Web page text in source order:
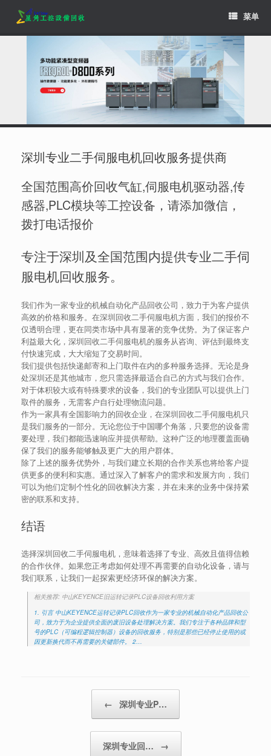
content
菜单
深圳专业二手伺服电机回收服务提供商
全国范围高价回收气缸,伺服电机驱动器,传
感器,PLC模块等工控设备，请添加微信，
拨打电话报价
专注于深圳及全国范围内提供专业二手伺
服电机回收服务。
我们作为一家专业的机械自动化产品回收公司，致力于为客户提供
高效的价格和服务。在深圳回收二手伺服电机方面，我们的报价不
仅透明合理，更在同类市场中具有显著的竞争优势。为了保证客户
利益最大化，深圳回收二手伺服电机的服务从咨询、评估到最终支
付快速完成，大大缩短了交易时间。
我们提供包括快递邮寄和上门取件在内的多种服务选择。无论是身
处深圳还是其他城市，您只需选择最适合自己的方式与我们合作。
对于体积较大或有特殊要求的设备，我们的专业团队可以提供上门
取件的服务，无需客户自行处理物流问题。
作为一家具有全国影响力的回收企业，在深圳回收二手伺服电机只
是我们服务的一部分。无论您位于中国哪个角落，只要您的设备需
要处理，我们都能迅速响应并提供帮助。这种广泛的地理覆盖面确
保了我们的服务能够触及更广大的用户群体。
除了上述的服务优势外，与我们建立长期的合作关系也将给客户提
供更多的便利和实惠。通过深入了解客户的需求和发展方向，我们
可以为他们定制个性化的回收解决方案，并在未来的业务中保持紧
密的联系和支持。
结语
选择深圳回收二手伺服电机，意味着选择了专业、高效且值得信赖
的合作伙伴。如果您正考虑如何处理不再需要的自动化设备，请与
我们联系，让我们一起探索更经济环保的解决方案。
相关推荐: 中山KEYENCE旧运转记录PLC设备回收利用方案
1. 引言 中山KEYENCE运转记录PLC回收作为一家专业的机械自动化产品回收公
司，致力于为企业提供全面的废旧设备处理解决方案。我们专注于各种品牌和型
号的PLC（可编程逻辑控制器）设备的回收服务，特别是那些已经停止使用的或
因更新换代而不再需要的关键部件。 2…
← 深圳专业P…
深圳专业回… →